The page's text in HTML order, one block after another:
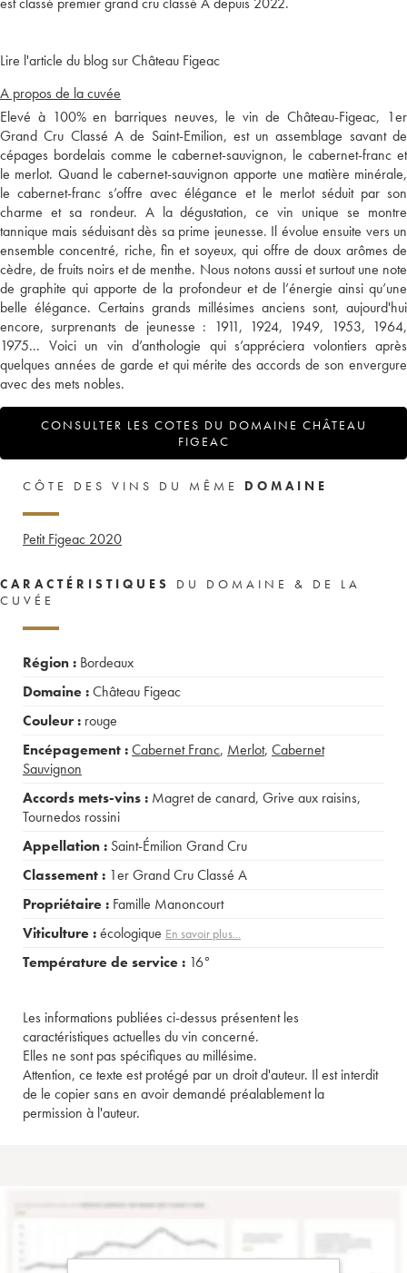
Lire l'article du blog sur Château Figeac
A propos de la cuvée
Elevé à 100% en barriques neuves, le vin de Château-Figeac, 1er
Grand Cru Classé A de Saint-Emilion, est un assemblage savant de
cépages bordelais comme le cabernet-sauvignon, le cabernet-franc et
le merlot. Quand le cabernet-sauvignon apporte une matière minérale,
le cabernet-franc s’offre avec élégance et le merlot séduit par son
charme et sa rondeur. A la dégustation, ce vin unique se montre
tannique mais séduisant dès sa prime jeunesse. Il évolue ensuite vers un
ensemble concentré, riche, fin et soyeux, qui offre de doux arômes de
cèdre, de fruits noirs et de menthe. Nous notons aussi et surtout une note
de graphite qui apporte de la profondeur et de l’énergie ainsi qu’une
belle élégance. Certains grands millésimes anciens sont, aujourd'hui
encore, surprenants de jeunesse : 1911, 1924, 1949, 1953, 1964,
1975... Voici un vin d’anthologie qui s’appréciera volontiers après
quelques années de garde et qui mérite des accords de son envergure
avec des mets nobles.
CONSULTER LES COTES DU DOMAINE CHÂTEAU
FIGEAC
CÔTE DES VINS DU MÊME DOMAINE
Petit Figeac 2020
CARACTÉRISTIQUES
DU DOMAINE & DE LA
CUVÉE
Région : Bordeaux
Domaine :Château Figeac
Couleur : rouge
Encépagement :Cabernet Franc, Merlot, Cabernet
Sauvignon
Accords mets-vins : Magret de canard, Grive aux raisins,
Tournedos rossini
Appellation : Saint-Émilion Grand Cru
Classement : 1er Grand Cru Classé A
Propriétaire : Famille Manoncourt
Viticulture :écologique En savoir plus...
Température de service : 16°
Les informations publiées ci-dessus présentent les
caractéristiques actuelles du vin concerné.
Elles ne sont pas spécifiques au millésime.
Attention, ce texte est protégé par un droit d'auteur. Il est interdit
de le copier sans en avoir demandé préalablement la
permission à l'auteur.